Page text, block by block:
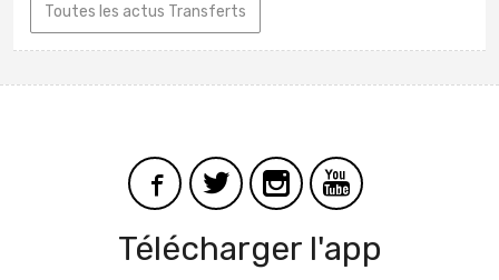
Toutes les actus Transferts
Télécharger l'app